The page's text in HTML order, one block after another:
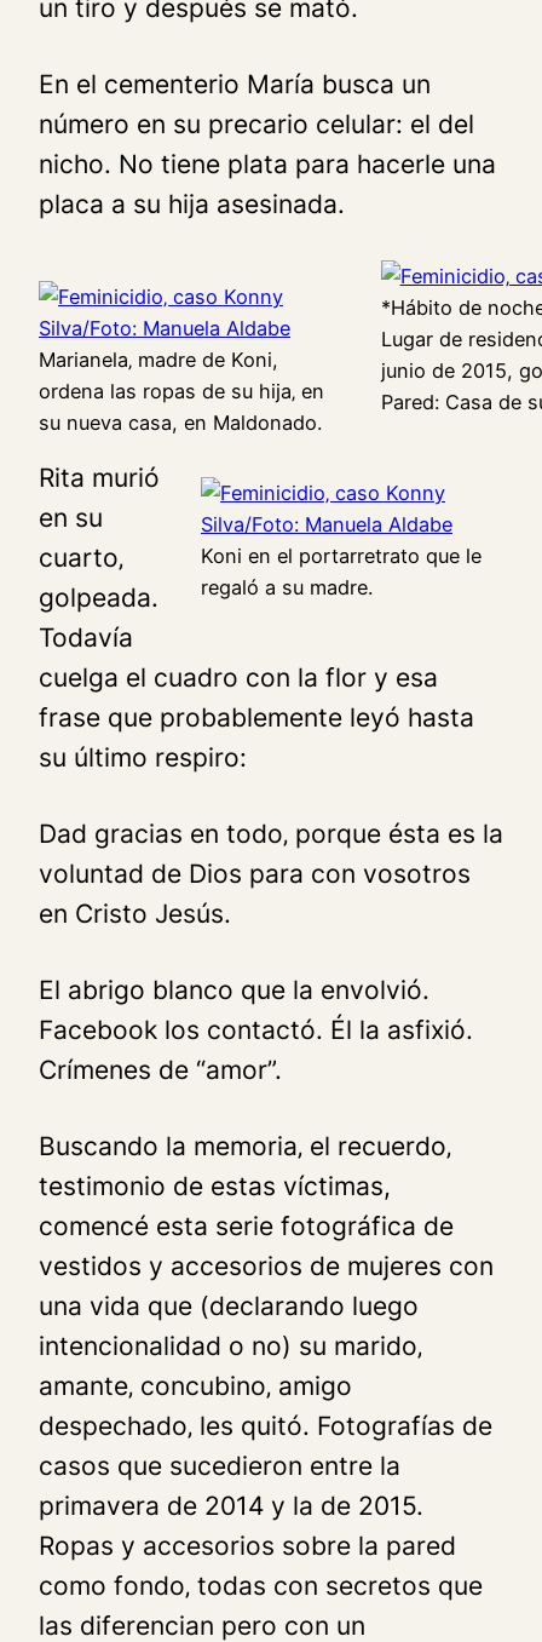
un tiro y después se mató.
En el cementerio María busca un
número en su precario celular: el del
nicho. No tiene plata para hacerle una
placa a su hija asesinada.
Marianela‚ madre de Koni,
ordena las ropas de su hija‚ en
su nueva casa, en Maldonado.
Koni en el portarretrato que le
regaló a su madre.
*Hábito de
Lugar de
junio de 2015,
Pared: Casa de
Rita murió
en su
cuarto‚
golpeada.
Todavía
cuelga el cuadro con la flor y esa
frase que probablemente leyó hasta
su último respiro:
Dad gracias en todo‚ porque ésta es la
voluntad de Dios para con vosotros
en Cristo Jesús.
El abrigo blanco que la envolvió.
Facebook los contactó. Él la asfixió.
Crímenes de “amor”.
Buscando la memoria‚ el recuerdo‚
testimonio de estas víctimas,
comencé esta serie fotográfica de
vestidos y accesorios de mujeres con
una vida que (declarando luego
intencionalidad o no) su marido‚
amante‚ concubino‚ amigo
despechado‚ les quitó. Fotografías de
casos que sucedieron entre la
primavera de 2014 y la de 2015.
Ropas y accesorios sobre la pared
como fondo‚ todas con secretos que
las diferencian pero con un